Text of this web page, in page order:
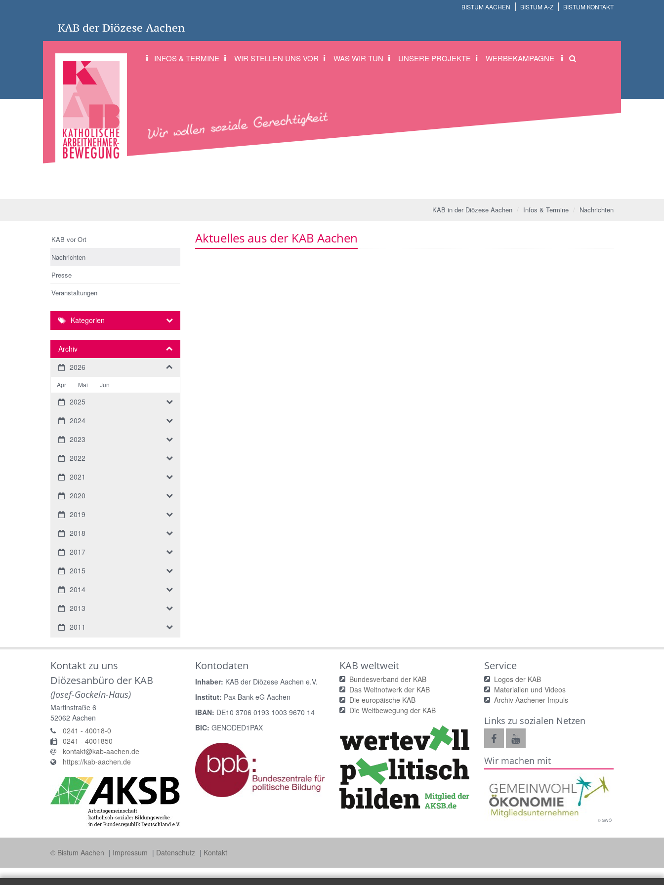
BISTUM AACHEN BISTUM A-Z BISTUM KONTAKT
KAB der Diözese Aachen
INFOS & TERMINE WIR STELLEN UNS VOR WAS WIR TUN UNSERE PROJEKTE WERBEKAMPAGNE
KAB in der Diözese Aachen Infos & Termine Nachrichten
Aktuelles aus der KAB Aachen
KAB vor Ort
Nachrichten
Presse
Veranstaltungen
Kategorien
Archiv
2026
Apr Mai Jun
2025
2024
2023
2022
2021
2020
2019
2018
2017
2015
2014
2013
2011
Kontakt zu uns
Diözesanbüro der KAB
(Josef-Gockeln-Haus)
Martinstraße 6
52062 Aachen
0241 - 40018-0
0241 - 4001850
kontakt@kab-aachen.de
https://kab-aachen.de
Kontodaten
Inhaber: KAB der Diözese Aachen e.V.
Institut: Pax Bank eG Aachen
IBAN: DE10 3706 0193 1003 9670 14
BIC: GENODED1PAX
KAB weltweit
Bundesverband der KAB
Das Weltnotwerk der KAB
Die europäische KAB
Die Weltbewegung der KAB
Service
Logos der KAB
Materialien und Videos
Archiv Aachener Impuls
Links zu sozialen Netzen
Wir machen mit
© GWÖ
© Bistum Aachen Impressum Datenschutz Kontakt